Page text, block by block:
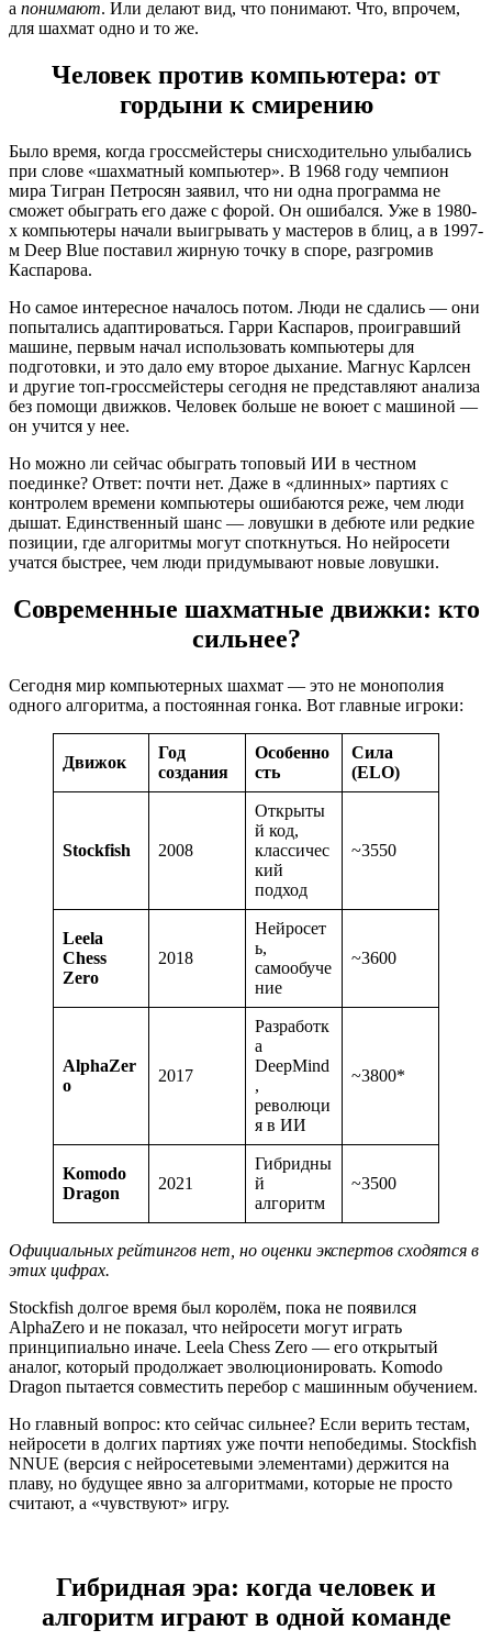
а понимают. Или делают вид, что понимают. Что, впрочем,
для шахмат одно и то же.
Человек против компьютера: от
гордыни к смирению
Было время, когда гроссмейстеры снисходительно улыбались
при слове «шахматный компьютер». В 1968 году чемпион
мира Тигран Петросян заявил, что ни одна программа не
сможет обыграть его даже с форой. Он ошибался. Уже в 1980-
х компьютеры начали выигрывать у мастеров в блиц, а в 1997-
м Deep Blue поставил жирную точку в споре, разгромив
Каспарова.
Но самое интересное началось потом. Люди не сдались — они
попытались адаптироваться. Гарри Каспаров, проигравший
машине, первым начал использовать компьютеры для
подготовки, и это дало ему второе дыхание. Магнус Карлсен
и другие топ-гроссмейстеры сегодня не представляют анализа
без помощи движков. Человек больше не воюет с машиной —
он учится у нее.
Но можно ли сейчас обыграть топовый ИИ в честном
поединке? Ответ: почти нет. Даже в «длинных» партиях с
контролем времени компьютеры ошибаются реже, чем люди
дышат. Единственный шанс — ловушки в дебюте или редкие
позиции, где алгоритмы могут споткнуться. Но нейросети
учатся быстрее, чем люди придумывают новые ловушки.
Современные шахматные движки: кто
сильнее?
Сегодня мир компьютерных шахмат — это не монополия
одного алгоритма, а постоянная гонка. Вот главные игроки:
Движок
Год
создания
Особенно
сть
Сила
(ELO)
Stockfish 2008
Открыты
й код,
классичес
кий
подход
~3550
Leela
Chess
Zero
2018
Нейросет
ь,
самообуче
ние
~3600
AlphaZer
o
2017
Разработк
а
DeepMind
,
революци
я в ИИ
~3800*
Komodo
Dragon
2021
Гибридны
й
алгоритм
~3500
Официальных рейтингов нет, но оценки экспертов сходятся в
этих цифрах.
Stockfish долгое время был королём, пока не появился
AlphaZero и не показал, что нейросети могут играть
принципиально иначе. Leela Chess Zero — его открытый
аналог, который продолжает эволюционировать. Komodo
Dragon пытается совместить перебор с машинным обучением.
Но главный вопрос: кто сейчас сильнее? Если верить тестам,
нейросети в долгих партиях уже почти непобедимы. Stockfish
NNUE (версия с нейросетевыми элементами) держится на
плаву, но будущее явно за алгоритмами, которые не просто
считают, а «чувствуют» игру.
Гибридная эра: когда человек и
алгоритм играют в одной команде